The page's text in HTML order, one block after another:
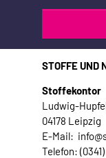
STOFFE UND
Stoffekontor
Ludwig-
04178 Leipzig
E-Mail:
Telefon: